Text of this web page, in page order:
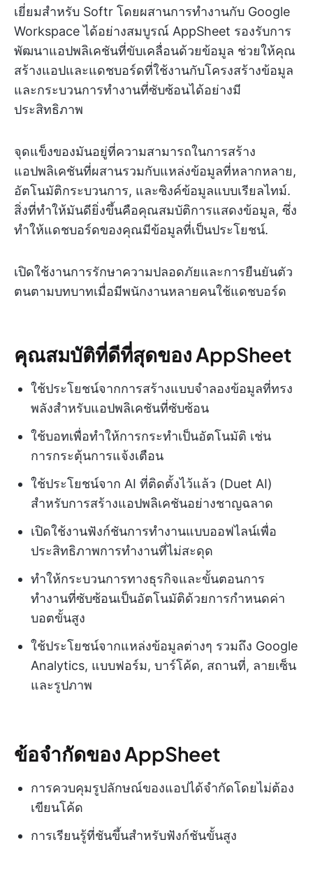
เยี่ยมสำหรับ Softr โดยผสานการทำงานกับ Google
Workspace ได้อย่างสมบูรณ์ AppSheet รองรับการ
พัฒนาแอปพลิเคชันที่ขับเคลื่อนด้วยข้อมูล ช่วยให้คุณ
สร้างแอปและแดชบอร์ดที่ใช้งานกับโครงสร้างข้อมูล
และกระบวนการทำงานที่ซับซ้อนได้อย่างมี
ประสิทธิภาพ
จุดแข็งของมันอยู่ที่ความสามารถในการสร้าง
แอปพลิเคชันที่ผสานรวมกับแหล่งข้อมูลที่หลากหลาย,
อัตโนมัติกระบวนการ, และซิงค์ข้อมูลแบบเรียลไทม์.
สิ่งที่ทำให้มันดียิ่งขึ้นคือคุณสมบัติการแสดงข้อมูล, ซึ่ง
ทำให้แดชบอร์ดของคุณมีข้อมูลที่เป็นประโยชน์.
เปิดใช้งานการรักษาความปลอดภัยและการยืนยันตัว
ตนตามบทบาทเมื่อมีพนักงานหลายคนใช้แดชบอร์ด
คุณสมบัติที่ดีที่สุดของ AppSheet
ใช้ประโยชน์จากการสร้างแบบจำลองข้อมูลที่ทรง
พลังสำหรับแอปพลิเคชันที่ซับซ้อน
ใช้บอทเพื่อทำให้การกระทำเป็นอัตโนมัติ เช่น
การกระตุ้นการแจ้งเตือน
ใช้ประโยชน์จาก AI ที่ติดตั้งไว้แล้ว (Duet AI)
สำหรับการสร้างแอปพลิเคชันอย่างชาญฉลาด
เปิดใช้งานฟังก์ชันการทำงานแบบออฟไลน์เพื่อ
ประสิทธิภาพการทำงานที่ไม่สะดุด
ทำให้กระบวนการทางธุรกิจและขั้นตอนการ
ทำงานที่ซับซ้อนเป็นอัตโนมัติด้วยการกำหนดค่า
บอตขั้นสูง
ใช้ประโยชน์จากแหล่งข้อมูลต่างๆ รวมถึง Google
Analytics, แบบฟอร์ม, บาร์โค้ด, สถานที่, ลายเซ็น
และรูปภาพ
ข้อจำกัดของ AppSheet
การควบคุมรูปลักษณ์ของแอปได้จำกัดโดยไม่ต้อง
เขียนโค้ด
การเรียนรู้ที่ชันขึ้นสำหรับฟังก์ชันขั้นสูง